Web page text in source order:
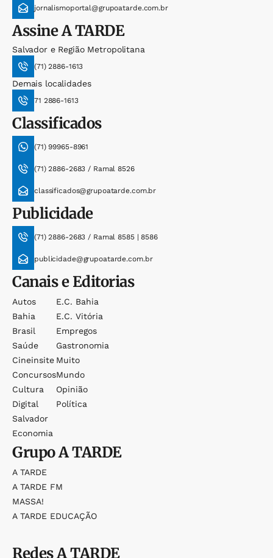
jornalismoportal@grupoatarde.com.br
AssineA TARDE
Salvador e Região Metropolitana
(71) 2886-1613
Demais localidades
71 2886-1613
Classificados
(71) 99965-8961
(71) 2886-2683 / Ramal 8526
classificados@grupoatarde.com.br
Publicidade
(71) 2886-2683 / Ramal 8585 | 8586
publicidade@grupoatarde.com.br
Canais e Editorias
Autos
Bahia
Brasil
Saúde
Cineinsite
Concursos
Cultura
Digital
Salvador
Economia
E.c. Bahia
E.c. Vitória
Empregos
Gastronomia
Muito
Mundo
Opinião
Política
GrupoA TARDE
A TARDE
A TARDE FM
MASSA!
A TARDE EDUCAÇÃO
RedesA TARDE